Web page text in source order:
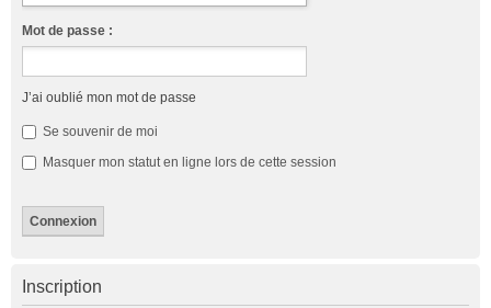
Mot de passe :
J’ai oublié mon mot de passe
Se souvenir de moi
Masquer mon statut en ligne lors de cette session
Inscription